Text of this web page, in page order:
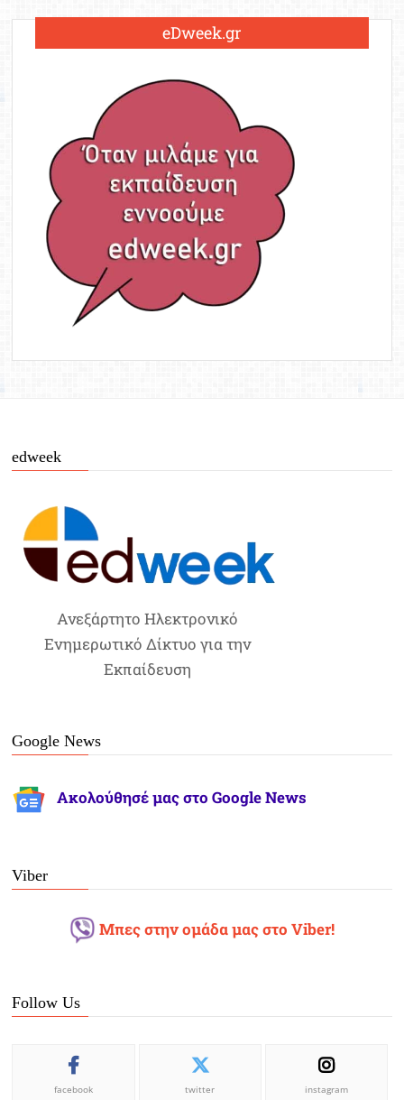
eDweek.gr
edweek
Ανεξάρτητο Ηλεκτρονικό
Ενημερωτικό Δίκτυο για την
Εκπαίδευση
Google News
Ακολούθησέ μας στο Google News
Viber
Μπες στην ομάδα μας στο Viber!
Follow Us
facebook twitter instagram